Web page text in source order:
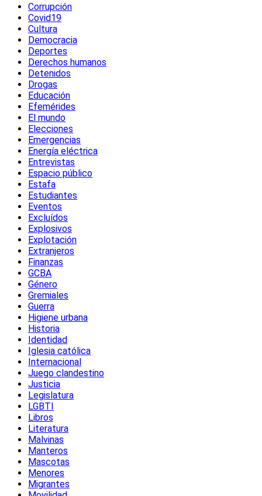
Corrupción
Covid19
Cultura
Democracia
Deportes
Derechos humanos
Detenidos
Drogas
Educación
Efemérides
El mundo
Elecciones
Emergencias
Energía eléctrica
Entrevistas
Espacio público
Estafa
Estudiantes
Eventos
Excluídos
Explosivos
Explotación
Extranjeros
Finanzas
GCBA
Género
Gremiales
Guerra
Higiene urbana
Historia
Identidad
Iglesia católica
Internacional
Juego clandestino
Justicia
Legislatura
LGBTI
Libros
Literatura
Malvinas
Manteros
Mascotas
Menores
Migrantes